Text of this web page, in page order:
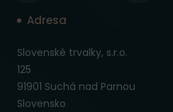
Adresa
Slovenské trvalky, s.r.o.
125
91901 Suchá nad Parnou
Slovensko